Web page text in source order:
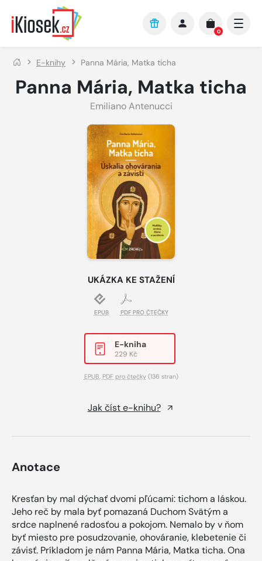
Přejít na hlavní obsah
0
E-knihy Panna Mária, Matka ticha
Panna Mária, Matka ticha
Emiliano Antenucci
UKÁZKA KE STAŽENÍ
EPUB PDF PRO ČTEČKY
E-kniha
229 Kč
EPUB, PDF pro čtečky(136 stran)
Jak číst e-knihu?
Anotace
Kresťan by mal dýchať dvomi pľúcami: tichom a láskou.
Jeho reč by mala byť pomazaná Duchom Svätým a
srdce naplnené radosťou a pokojom. Nemalo by v ňom
byť miesto pre posudzovanie, ohováranie, klebetenie či
závisť. Príkladom je nám Panna Mária, Matka ticha. Ona